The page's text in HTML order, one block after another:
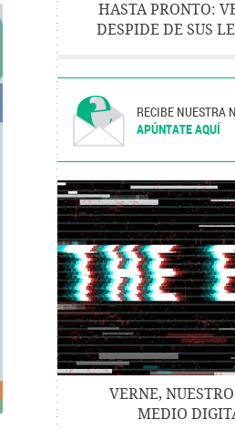
HASTA PRONTO:
DESPIDE DE SUS
RECIBE NUESTRA
APÚNTATE AQUÍ
VERNE,
MEDIO